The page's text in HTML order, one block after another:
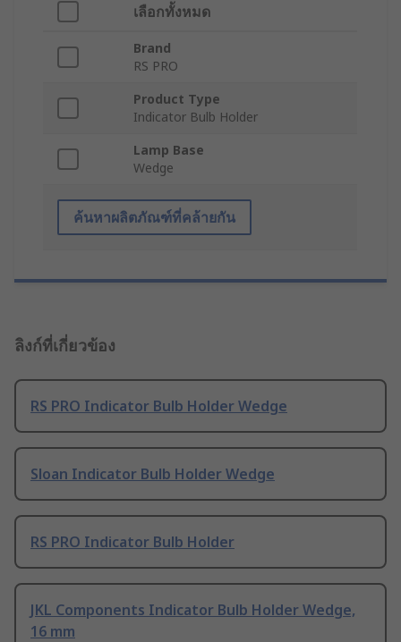
เลือกทั้งหมด
Brand
RS PRO
Product Type
Indicator Bulb Holder
Lamp Base
Wedge
ค้นหาผลิตภัณฑ์ที่คล้ายกัน
ลิงก์ที่เกี่ยวข้อง
RS PRO Indicator Bulb Holder Wedge
Sloan Indicator Bulb Holder Wedge
RS PRO Indicator Bulb Holder
JKL Components Indicator Bulb Holder Wedge,
16 mm